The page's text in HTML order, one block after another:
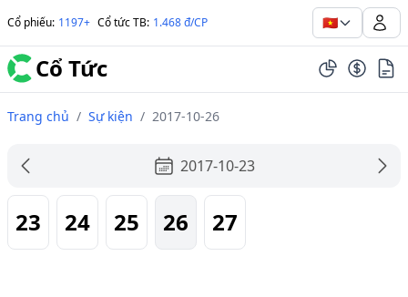
Cổ phiếu: 1197+ Cổ tức TB: 1.468 đ/CP 🇻🇳
Cổ Tức
Trang chủ / Sự kiện / 2017-10-26
2017-10-23
23 24 25 26 27